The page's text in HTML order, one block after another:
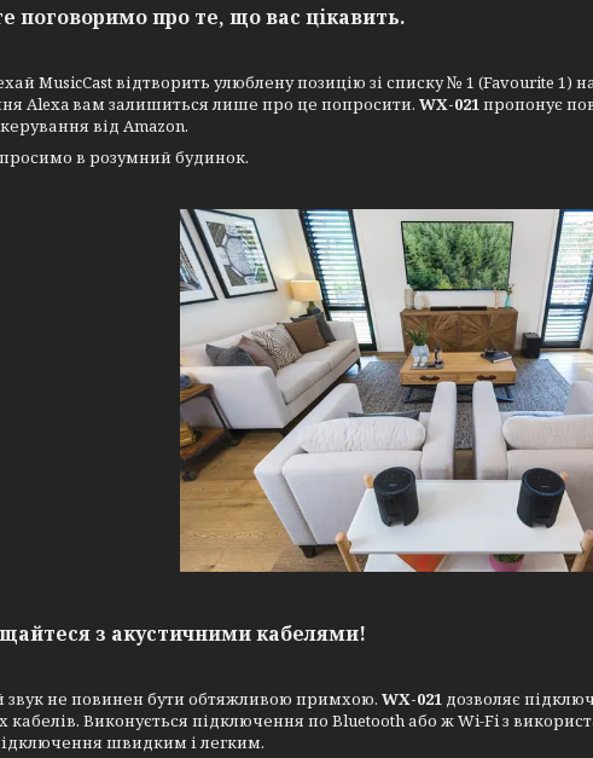
поговоримо про те, що вас цікавить.
MusicCast відтворить улюблену позицію зі списку № 1 (Favourite 1)
Alexa вам залишиться лише про це попросити. WX-021пропонує
від Amazon.
в розумний будинок.
з акустичними кабелями!
не повинен бути обтяжливою примхою. WX-021 дозволяє
кабелів. Виконується підключення по Bluetooth або ж Wi-Fi з
швидким і легким.